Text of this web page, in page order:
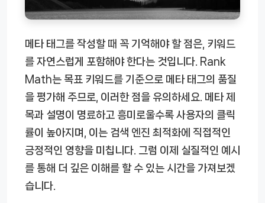
메타 태그를 작성할 때 꼭 기억해야 할 점은, 키워드
를 자연스럽게 포함해야 한다는 것입니다. Rank
Math는 목표 키워드를 기준으로 메타 태그의 품질
을 평가해 주므로, 이러한 점을 유의하세요. 메타 제
목과 설명이 명료하고 흥미로울수록 사용자의 클릭
률이 높아지며, 이는 검색 엔진 최적화에 직접적인
긍정적인 영향을 미칩니다. 그럼 이제 실질적인 예시
를 통해 더 깊은 이해를 할 수 있는 시간을 가져보겠
습니다.